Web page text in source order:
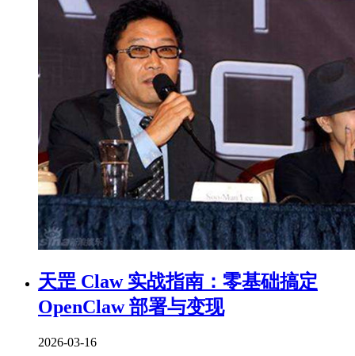
天罡 Claw 实战指南：零基础搞定
OpenClaw 部署与变现
2026-03-16